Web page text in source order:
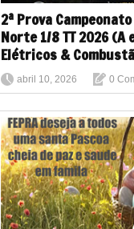
2ª Prova
Norte 1/8 TT 2026 (A
Elétricos &
abril 10, 2026 0